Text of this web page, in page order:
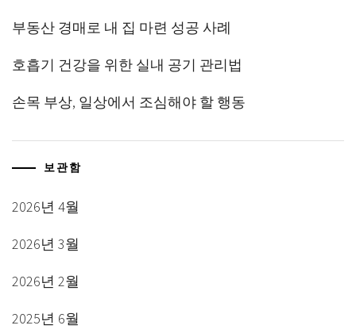
부동산 경매로 내 집 마련 성공 사례
호흡기 건강을 위한 실내 공기 관리법
손목 부상, 일상에서 조심해야 할 행동
보관함
2026년 4월
2026년 3월
2026년 2월
2025년 6월